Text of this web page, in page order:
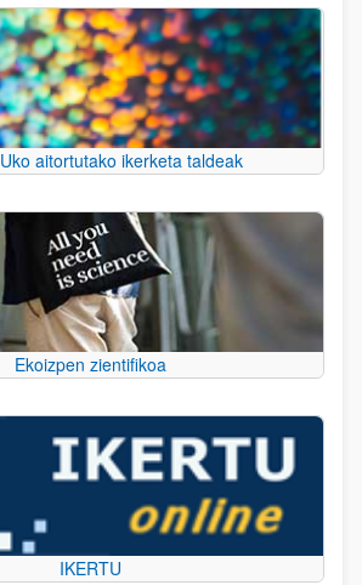
aitortutako ikerketa taldeak
Ekoizpen zientifikoa
IKERTU